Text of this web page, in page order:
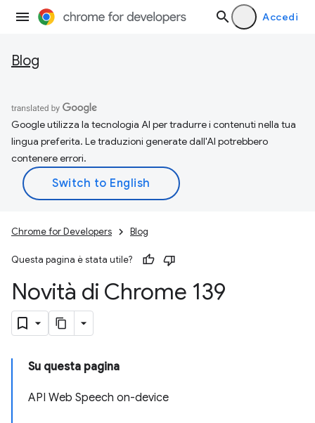
Accedi
Blog
Google utilizza la tecnologia AI per tradurre i contenuti nella tua
lingua preferita. Le traduzioni generate dall'AI potrebbero
contenere errori.
Chrome for Developers Blog
Questa pagina è stata utile?
Novità di Chrome 139
Su questa pagina
API Web Speech on-device